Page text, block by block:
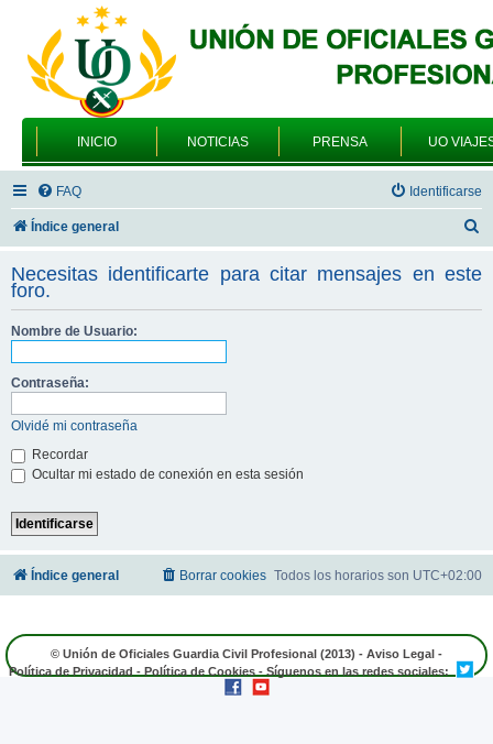
INICIO NOTICIAS PRENSA UO
FAQ Identificarse
Índice general
c
Necesitas identificarte para citar mensajes en este
foro.
Nombre de Usuario:
Contraseña:
Olvidé mi contraseña
Recordar
Ocultar mi estado de conexión en esta sesión
Índice general Todos los horarios son UTC+02:00
Borrar cookies
© Unión de Oficiales Guardia Civil Profesional (2013) - Aviso Legal -
Política de Privacidad - Política de Cookies - Síguenos en las redes sociales: